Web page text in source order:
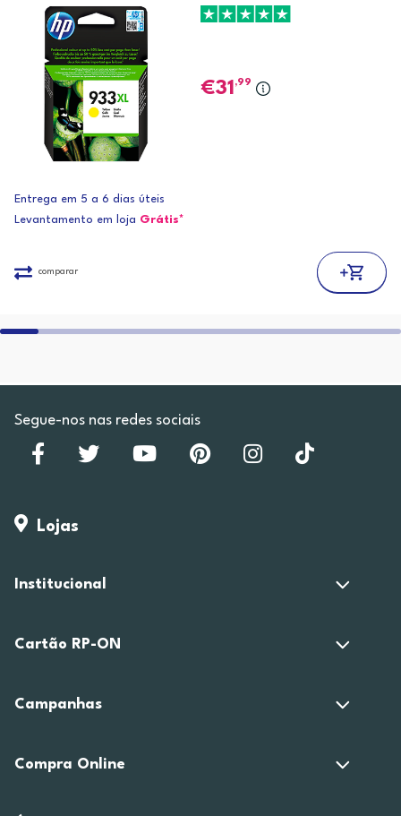
31 ,99
Entrega em 5 a 6 dias úteis
Levantamento em loja Grátis*
comparar
Segue-nos nas redes sociais
Lojas
Institucional
Cartão RP-ON
Campanhas
Compra Online